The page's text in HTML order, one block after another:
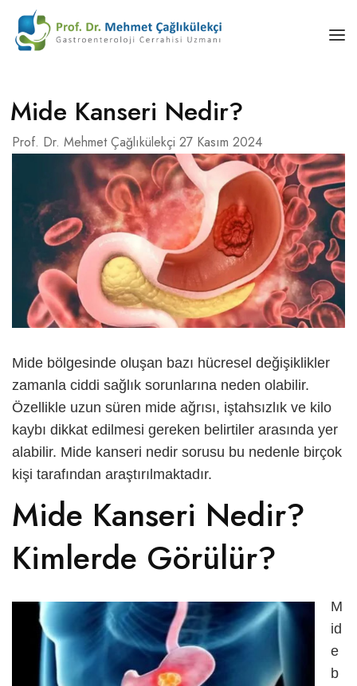
KANSERLER
HASTALIKLAR
BLOG
İLETIŞIM
TÜRKÇE
العربية
Русский
Mide Kanseri Nedir?
Prof. Dr. Mehmet Çağlıkülekçi 27 Kasım 2024
Mide bölgesinde oluşan bazı hücresel değişiklikler
zamanla ciddi sağlık sorunlarına neden olabilir.
Özellikle uzun süren mide ağrısı, iştahsızlık ve kilo
kaybı dikkat edilmesi gereken belirtiler arasında yer
alabilir. Mide kanseri nedir sorusu bu nedenle birçok
kişi tarafından araştırılmaktadır.
Mide Kanseri Nedir?
Kimlerde Görülür?
M
id
e
b